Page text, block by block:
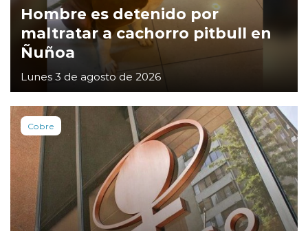
Hombre es detenido por
maltratar a cachorro pitbull en
Ñuñoa
Lunes 3 de agosto de 2026
Cobre